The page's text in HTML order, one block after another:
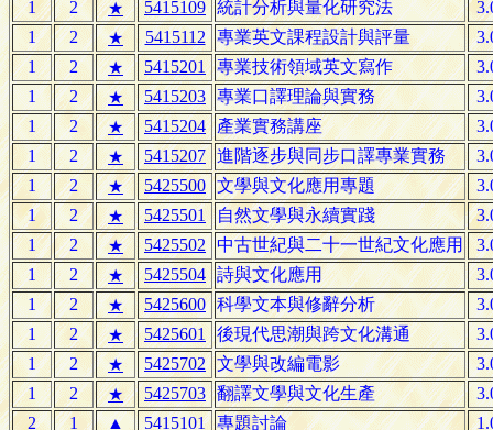
1
2 ★ 5415109 統計分析與量化研究法
1
2 ★ 5415112 專業英文課程設計與評量
1
2 ★ 5415201 專業技術領域英文寫作
1
2 ★ 5415203 專業口譯理論與實務
1
2 ★ 5415204 產業實務講座
1
2 ★ 5415207 進階逐步與同步口譯專業實務
1
2 ★ 5425500 文學與文化應用專題
1
2 ★ 5425501 自然文學與永續實踐
1
2 ★ 5425502 中古世紀與二十一世紀文化應用
1
2 ★ 5425504 詩與文化應用
1
2 ★ 5425600 科學文本與修辭分析
1
2 ★ 5425601 後現代思潮與跨文化溝通
1
2 ★ 5425702 文學與改編電影
1
2 ★ 5425703 翻譯文學與文化生產
2
1 ▲ 5415101 專題討論